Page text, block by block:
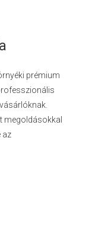
prémium
megoldásokkal
az